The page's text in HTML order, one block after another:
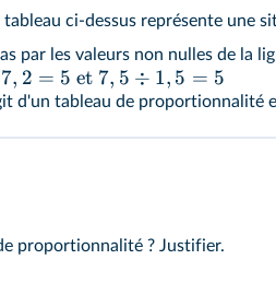
ci-dessus représente une
par les valeurs non nulles de la
7, 2 = 5 et 7, 5 ÷ 1, 5 = 5
d'un tableau de
proportionnalité ? Justifier.